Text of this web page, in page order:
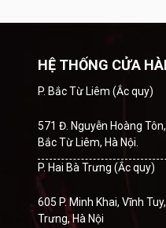
HỆ THỐNG CỬA
P. Bắc Từ Liêm (Ắc quy)
571 Đ. Nguyễn Hoàng
Bắc Từ Liêm, Hà Nội.
P. Hai Bà Trưng (Ắc quy)
605 P. Minh Khai, Vĩnh
Trưng, Hà Nội